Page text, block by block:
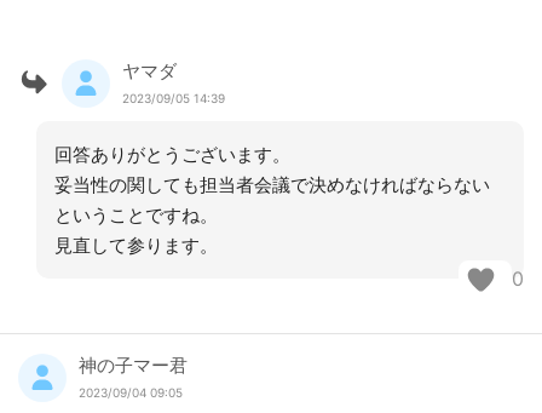
ヤマダ
2023/09/05 14:39
回答ありがとうございます。
妥当性の関しても担当者会議で決めなければならない
ということですね。
見直して参ります。
0
神の子マー君
2023/09/04 09:05